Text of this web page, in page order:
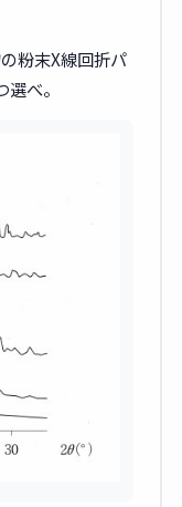
粉末X線回折パ
べ。